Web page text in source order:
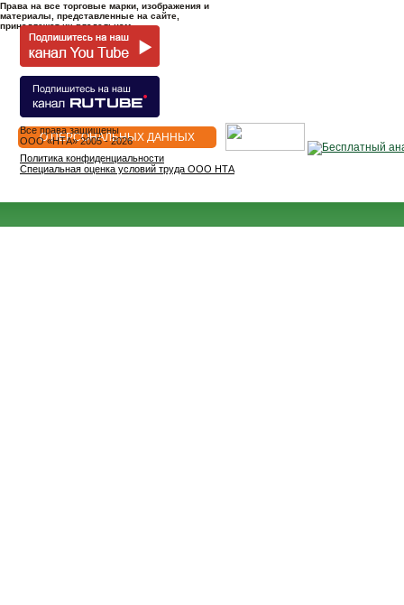
Права на все торговые марки, изображения и
материалы, представленные на сайте,
принадлежат их владельцам.
О ПЕРСОНАЛЬНЫХ ДАННЫХ
Все права защищены
OOO «НТА» 2005 - 2026
Политика конфиденциальности
Специальная оценка условий труда ООО НТА